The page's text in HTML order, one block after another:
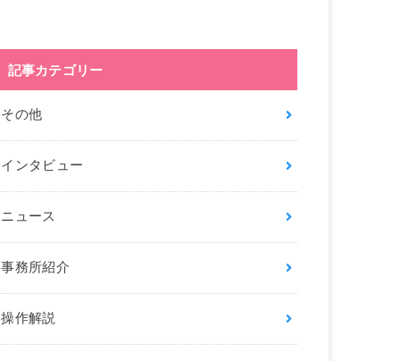
記事カテゴリー
その他
インタビュー
ニュース
事務所紹介
操作解説